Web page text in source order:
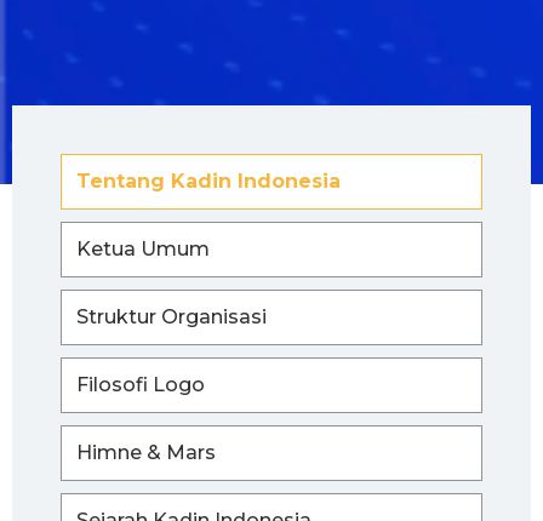
Tentang Kadin Indonesia
Ketua Umum
Struktur Organisasi
Filosofi Logo
Himne & Mars